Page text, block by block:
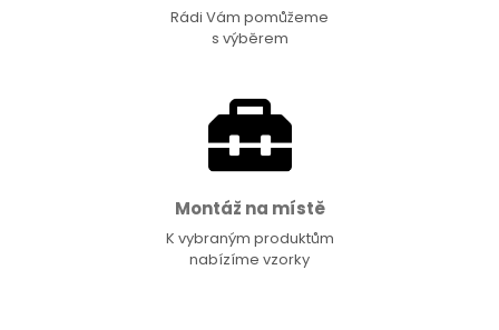
Rádi Vám pomůžeme
s výběrem
Montáž na místě
K vybraným produktům
nabízíme vzorky